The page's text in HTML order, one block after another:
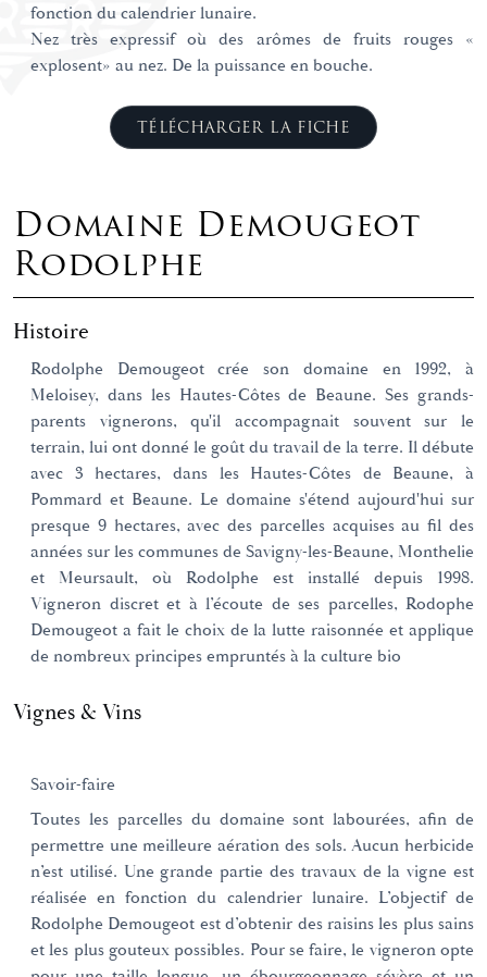
fonction du calendrier lunaire.
Nez très expressif où des arômes de fruits rouges «
explosent» au nez. De la puissance en bouche.
TÉLÉCHARGER LA FICHE
Domaine Demougeot
Rodolphe
Histoire
Rodolphe Demougeot crée son domaine en 1992, à
Meloisey, dans les Hautes-Côtes de Beaune. Ses grands-
parents vignerons, qu'il accompagnait souvent sur le
terrain, lui ont donné le goût du travail de la terre. Il débute
avec 3 hectares, dans les Hautes-Côtes de Beaune, à
Pommard et Beaune. Le domaine s'étend aujourd'hui sur
presque 9 hectares, avec des parcelles acquises au fil des
années sur les communes de Savigny-les-Beaune, Monthelie
et Meursault, où Rodolphe est installé depuis 1998.
Vigneron discret et à l’écoute de ses parcelles, Rodophe
Demougeot a fait le choix de la lutte raisonnée et applique
de nombreux principes empruntés à la culture bio
Vignes & Vins
Savoir-faire
Toutes les parcelles du domaine sont labourées, afin de
permettre une meilleure aération des sols. Aucun herbicide
n’est utilisé. Une grande partie des travaux de la vigne est
réalisée en fonction du calendrier lunaire. L’objectif de
Rodolphe Demougeot est d’obtenir des raisins les plus sains
et les plus gouteux possibles. Pour se faire, le vigneron opte